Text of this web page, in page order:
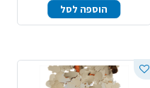
הוספה לסל